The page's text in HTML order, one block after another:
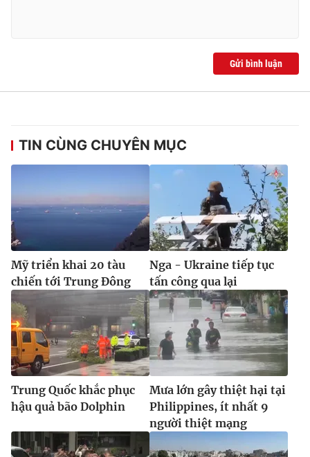
Gửi bình luận
TIN CÙNG CHUYÊN MỤC
Mỹ triển khai 20 tàu
chiến tới Trung Đông
Nga - Ukraine tiếp tục
tấn công qua lại
Trung Quốc khắc phục
hậu quả bão Dolphin
Mưa lớn gây thiệt hại tại
Philippines, ít nhất 9
người thiệt mạng